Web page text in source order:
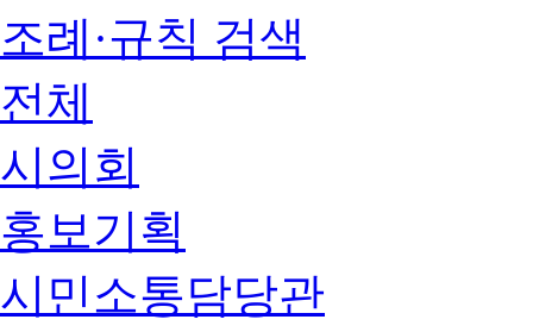
조례·규칙 검색
전체
시의회
홍보기획
시민소통담당관